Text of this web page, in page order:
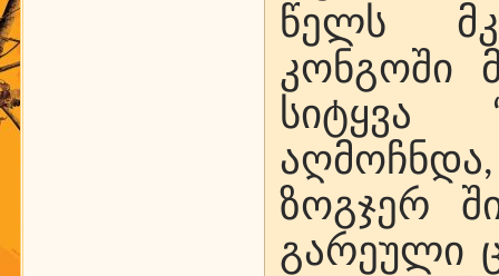
წელს
კონგოში
სიტყვა
ზოგჯერ
გარეული